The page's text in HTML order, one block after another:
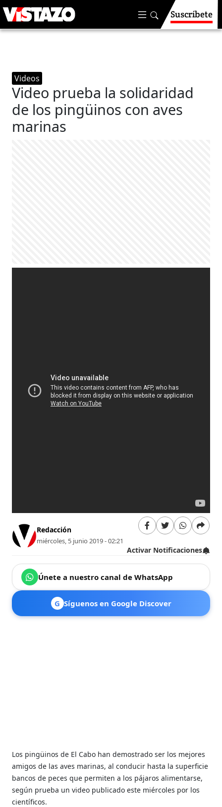
Suscríbete
Videos
Video prueba la solidaridad
de los pingüinos con aves
marinas
Redacción
miércoles, 5 junio 2019 - 02:21
Activar Notificaciones
Únete a nuestro canal de WhatsApp
G Síguenos en Google Discover
Los pingüinos de El Cabo han demostrado ser los mejores
amigos de las aves marinas, al conducir hasta la superficie
bancos de peces que permiten a los pájaros alimentarse,
según prueba un video publicado este miércoles por los
científicos.